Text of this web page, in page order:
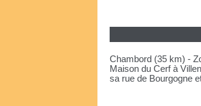
Chambord (35 km) -
Maison du Cerf à
sa rue de Bourgogne